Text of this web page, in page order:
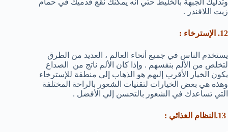
زيت اللافندر .
12. الإسترخاء :
يستخدم الناس في جميع أنحاء العالم ، العديد من الطرق
لتخلص من الألم بنفسهم . وإذا كان الألم ناتج من الصداع
يكون الخيار الأقرب إليهم هو الذهاب إلي منطقة للإسترخاء
وهذه هي بعض الخيارات لتقنيات الشعور بالراحة المختلفة
التي تساعدك في الشعور بالتحسن إلي الأفضل .